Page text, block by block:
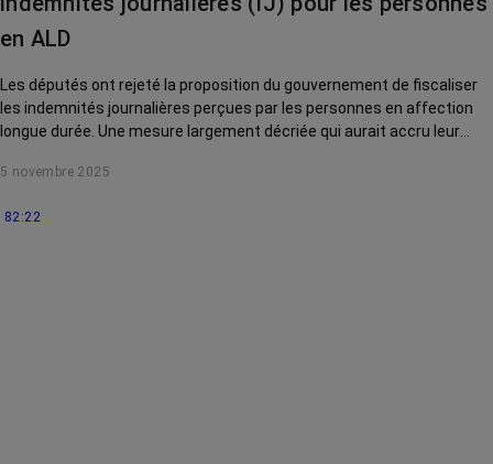
en ALD
Les députés ont rejeté la proposition du gouvernement de fiscaliser
les indemnités journalières perçues par les personnes en affection
longue durée. Une mesure largement décriée qui aurait accru leur
5 novembre 2025
82:22